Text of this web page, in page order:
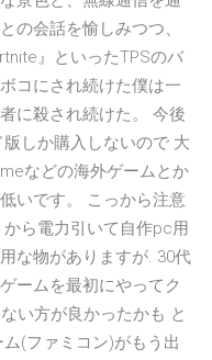
の会話を愉しみつつ、
』といったTPSのバ
コにされ続けた僕は一
に殺され続けた。 今後
しか購入しないので 大
などの海外ゲームとか
いです。 こっから注意
ら電力引いて自作pc用
な物がありますが. 30代
ームを最初にやってク
い方が良かったかも と
(ファミコン)がもう出